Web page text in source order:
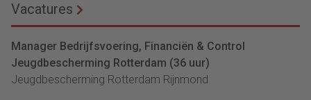
Vacatures
Manager Bedrijfsvoering, Financiën & Control
Jeugdbescherming Rotterdam (36 uur)
Jeugdbescherming Rotterdam Rijnmond